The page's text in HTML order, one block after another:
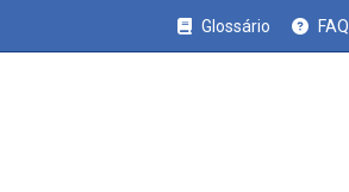
Glossário FAQ